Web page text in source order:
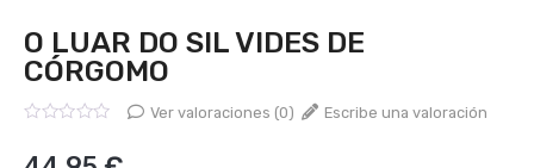
O LUAR DO SIL VIDES DE
CÓRGOMO
0
Ver valoraciones (0) Escribe una valoración